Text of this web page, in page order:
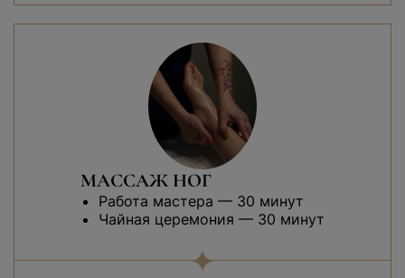
МАССАЖ НОГ
Работа мастера — 30 минут
Чайная церемония — 30 минут